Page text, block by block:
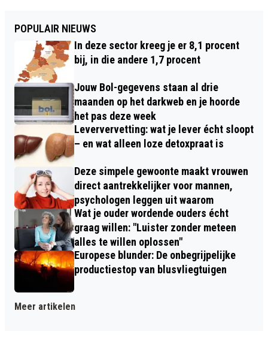
POPULAIR NIEUWS
In deze sector kreeg je er 8,1 procent
bij, in die andere 1,7 procent
Jouw Bol-gegevens staan al drie
maanden op het darkweb en je hoorde
het pas deze week
Leververvetting: wat je lever écht sloopt
– en wat alleen loze detoxpraat is
Deze simpele gewoonte maakt vrouwen
direct aantrekkelijker voor mannen,
psychologen leggen uit waarom
Wat je ouder wordende ouders écht
graag willen: "Luister zonder meteen
alles te willen oplossen"
Europese blunder: De onbegrijpelijke
productiestop van blusvliegtuigen
Meer artikelen